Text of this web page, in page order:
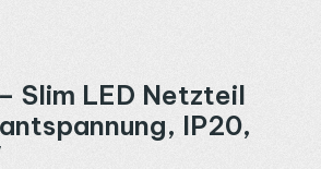
Slim LED Netzteil
IP20,